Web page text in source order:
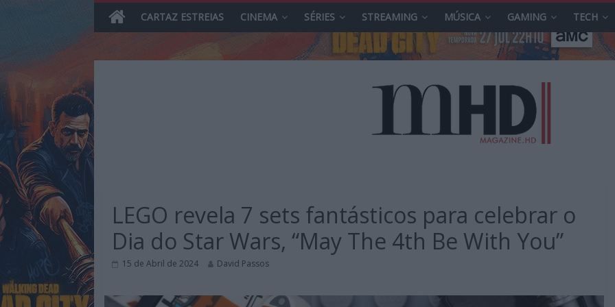
to
content
Reviews
sobre
CARTAZ ESTREIAS CINEMA SÉRIES STREAMING MÚSICA GAMING TECH
LEGO revela 7 sets fantásticos para celebrar o
Dia do Star Wars, “May The 4th Be With You”
15 de Abril de 2024 David Passos